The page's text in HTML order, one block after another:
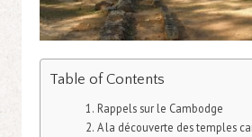
Table of Contents
Rappels sur le Cambodge
A la découverte des temples